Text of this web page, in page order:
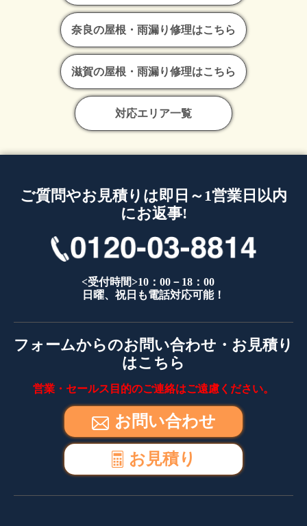
奈良の屋根・雨漏り修理はこちら
滋賀の屋根・雨漏り修理はこちら
対応エリア一覧
ご質問やお見積りは即日～1営業日以内
にお返事!
<受付時間>10：00－18：00
日曜、祝日も電話対応可能！
フォームからのお問い合わせ・お見積り
はこちら
営業・セールス目的のご連絡はご遠慮ください。
お問い合わせ
お見積り